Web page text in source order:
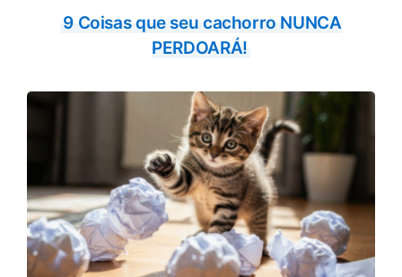
9 Coisas que seu cachorro NUNCA
PERDOARÁ!